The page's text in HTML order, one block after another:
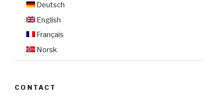
Deutsch
English
Français
Norsk
CONTACT